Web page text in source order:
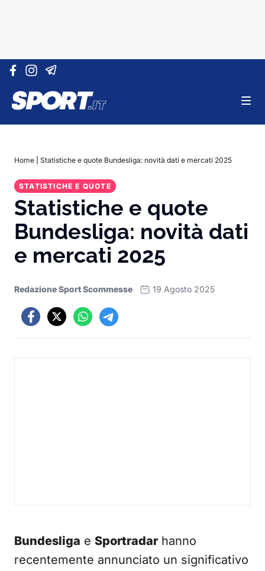
Vai al contenuto
Home Statistiche e quote Bundesliga: novità dati e mercati 2025
STATISTICHE E QUOTE
Statistiche e quote
Bundesliga: novità dati
e mercati 2025
Redazione Sport Scommesse 19 Agosto 2025
Bundesliga e Sportradar hanno
recentemente annunciato un significativo